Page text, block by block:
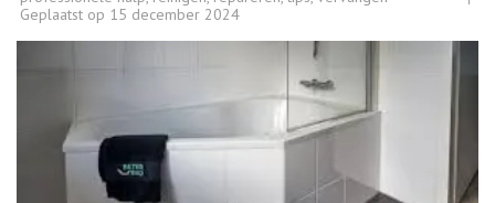
Geplaatst op 15 december 2024